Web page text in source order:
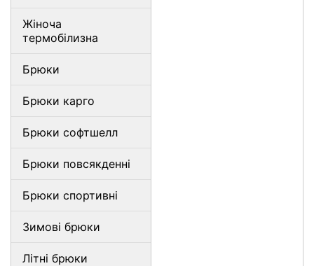
Жіноча
термобілизна
Брюки
Брюки карго
Брюки софтшелл
Брюки повсякденні
Брюки спортивні
Зимові брюки
Літні брюки